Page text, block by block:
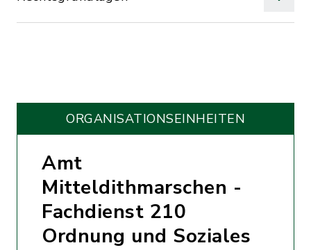
ORGANISATIONS­EINHEITEN
Amt
Mitteldithmarschen -
Fachdienst 210
Ordnung und Soziales